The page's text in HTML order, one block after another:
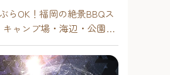
る天然温泉施設で
で非加熱のお湯の
り高温。２階には
所もあり，昭和時
プしたかのような
遺跡の数は福岡
所以上。福岡
は、そんな福
た考古資料を
ぶらOK！福岡の絶景BBQス
ャンプ場・海辺・公園で